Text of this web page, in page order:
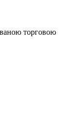
торговою